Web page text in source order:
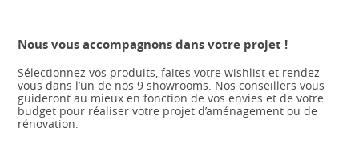
Nous vous accompagnons dans votre projet !
Sélectionnez vos produits, faites votre wishlist et rendez-
vous dans l’un de nos 9 showrooms. Nos conseillers vous
guideront au mieux en fonction de vos envies et de votre
budget pour réaliser votre projet d’aménagement ou de
rénovation.